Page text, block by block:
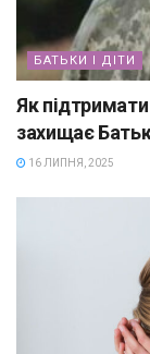
БАТЬКИ І ДІТИ
Як
захищає
16 ЛИПНЯ, 2025